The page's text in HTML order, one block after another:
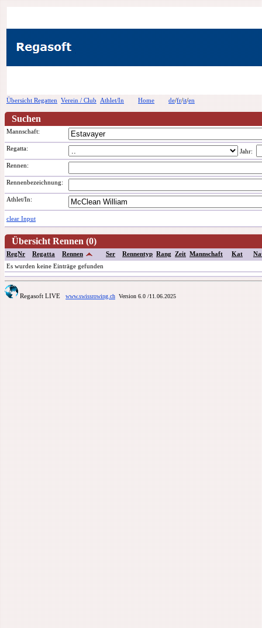
Übersicht Regatten Verein / Club Athlet/In Home de/fr/it/en
Suchen
Mannschaft:
Regatta:
Jahr:
Rennen:
Rennenbezeichnung:
Athlet/In:
clear Input
Übersicht Rennen (0)
RegNr Regatta Rennen Ser Rennentyp Rang Zeit Mannschaft Kat
Es wurden keine Einträge gefunden
Regasoft LIVE www.swissrowing.chVersion 6.0/11.06.2025